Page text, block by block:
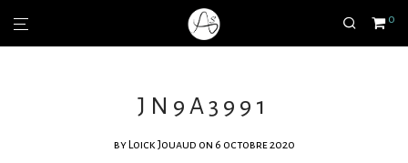
0
JN9A3991
by Loick Jouaud on 6 octobre 2020